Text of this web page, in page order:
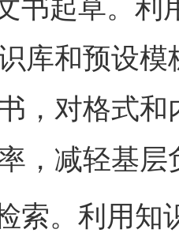
起草。利
库和预设
，对格式
，减轻基层
。利用知